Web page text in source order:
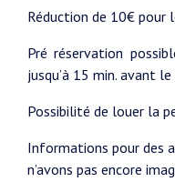
Réduction de 10€ pour
Pré réservation
jusqu’à 15 min. avant le
Possibilité de louer la
Informations pour des
n’avons pas encore